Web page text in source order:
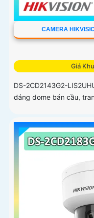
CAMERA
Giá
DS-2CD2143G2-
dáng dome bán cầu,